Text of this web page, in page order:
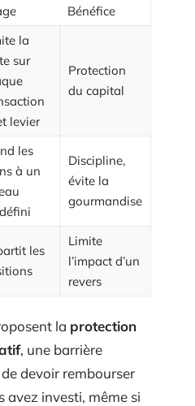
Bénéfice
la
sur
levier
Protection
du capital
les
à un
Discipline,
évite la
gourmandise
les
Limite
l’impact d’un
revers
la protection
, une barrière
devoir rembourser
avez investi, même si